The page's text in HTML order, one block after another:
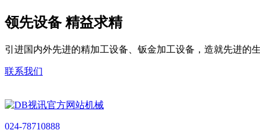
领先设备 精益求精
引进国内外先进的精加工设备、钣金加工设备，造就先进的
联系我们
024-78710888